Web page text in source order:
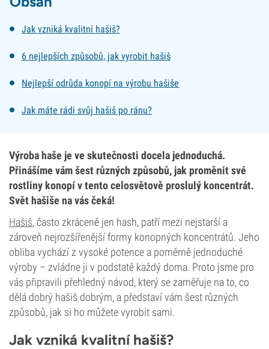
Jak vzniká kvalitní hašiš?
6 nejlepších způsobů, jak vyrobit hašiš
Nejlepší odrůda konopí na výrobu hašiše
Jak máte rádi svůj hašiš po ránu?
Výroba haše je ve skutečnosti docela jednoduchá.
Přinášíme vám šest různých způsobů, jak proměnit své
rostliny konopí v tento celosvětově proslulý koncentrát.
Svět hašiše na vás čeká!
Hašiš, často zkráceně jen hash, patří mezi nejstarší a
zároveň nejrozšířenější formy konopných koncentrátů. Jeho
obliba vychází z vysoké potence a poměrně jednoduché
výroby – zvládne ji v podstatě každý doma. Proto jsme pro
vás připravili přehledný návod, který se zaměřuje na to, co
dělá dobrý hašiš dobrým, a představí vám šest různých
způsobů, jak si ho můžete vyrobit sami.
Jak vzniká kvalitní hašiš?